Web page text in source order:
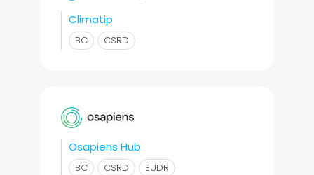
Climatip
BC CSRD
Osapiens Hub
BC CSRD EUDR